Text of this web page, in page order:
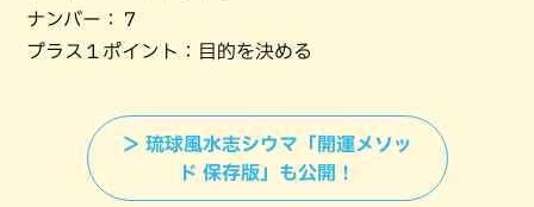
ナンバー：７
プラス１ポイント：目的を決める
＞ 琉球風水志シウマ「開運メソッ
ド 保存版」も公開！